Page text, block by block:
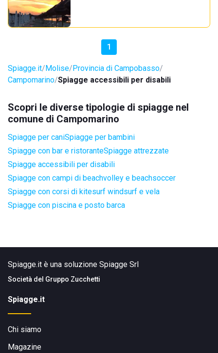
1
Spiagge.it Molise Provincia di Campobasso
Campomarino Spiagge accessibili per disabili
Scopri le diverse tipologie di spiagge nel
comune di Campomarino
Spiagge per caniSpiagge per bambini
Spiagge con bar e ristoranteSpiagge attrezzate
Spiagge accessibili per disabili
Spiagge con campi di beachvolley e beachsoccer
Spiagge con corsi di kitesurf windsurf e vela
Spiagge con piscina e posto barca
Spiagge.it è una soluzione Spiagge Srl
Società del Gruppo Zucchetti
Spiagge.it
Chi siamo
Magazine